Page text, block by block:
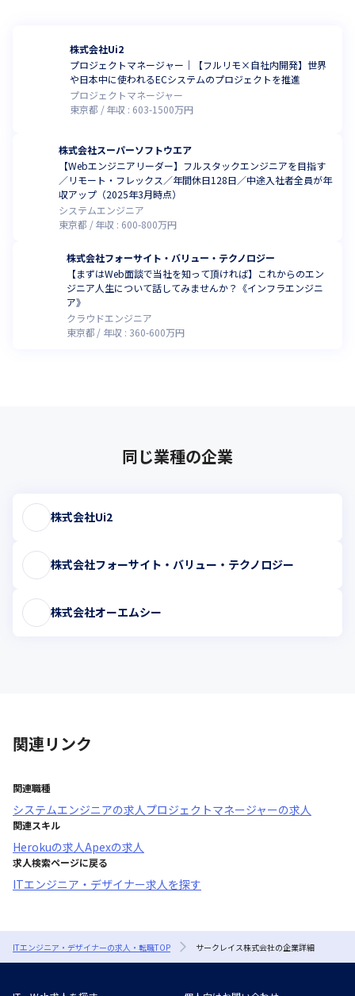
株式会社Ui2
プロジェクトマネージャー｜【フルリモ×自社内開発】世界
や日本中に使われるECシステムのプロジェクトを推進
プロジェクトマネージャー
東京都
年収 : 603-1500万円
株式会社スーパーソフトウエア
【Webエンジニアリーダー】フルスタックエンジニアを目指す
／リモート・フレックス／年間休日128日／中途入社者全員が年
収アップ（2025年3月時点）
システムエンジニア
東京都
年収 : 600-800万円
株式会社フォーサイト・バリュー・テクノロジー
【まずはWeb面談で当社を知って頂ければ】これからのエン
ジニア人生について話してみませんか？《インフラエンジニ
ア》
クラウドエンジニア
東京都
年収 : 360-600万円
同じ業種の企業
株式会社Ui2
株式会社フォーサイト・バリュー・テクノロジー
株式会社オーエムシー
関連リンク
関連職種
システムエンジニアの求人 プロジェクトマネージャーの求人
関連スキル
Herokuの求人Apexの求人
求人検索ページに戻る
ITエンジニア・デザイナー求人を探す
ITエンジニア・デザイナーの求人・転職TOP サークレイス株式会社の企業詳細